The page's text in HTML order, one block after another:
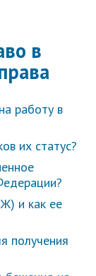
в
работу в
их статус?
и как ее
получения